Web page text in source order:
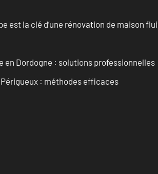
est la clé d’une rénovation de maison
Dordogne : solutions professionnelles
: méthodes efficaces